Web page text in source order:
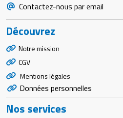
Contactez-nous par email
Découvrez
Notre mission
CGV
Mentions légales
Données personnelles
Nos services